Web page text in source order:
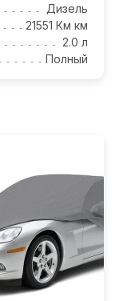
Дизель
21551 Км км
2.0 л
Полный